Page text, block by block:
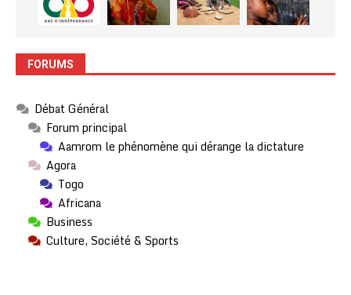
FORUMS
Débat Général
Forum principal
Aamrom le phénomène qui dérange la dictature
Agora
Togo
Africana
Business
Culture, Société & Sports